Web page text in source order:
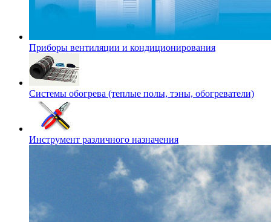
Приборы вентиляции и кондиционирования
Системы обогрева (теплые полы, тэны, обогреватели)
Инструмент различного назначения